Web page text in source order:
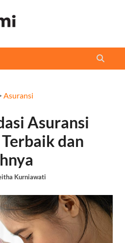
Asuransi
Asuransi
dan
Kurniawati